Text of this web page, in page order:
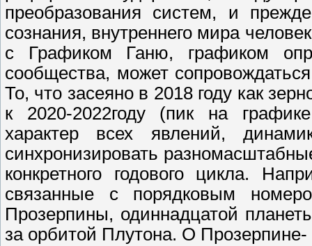
преобразования систем, и
сознания, внутреннего мира
с Графиком Ганю, графиком
сообщества, может
То, что засеяно в 2018 году как
к 2020-2022году (пик на
характер всех явлений,
синхронизировать
конкретного годового цикла.
связанные с порядковым
Прозерпины, одиннадцатой
за орбитой Плутона. О